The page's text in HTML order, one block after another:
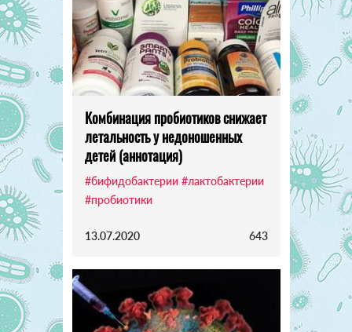
Комбинация пробиотиков снижает
летальность у недоношенных
детей (аннотация)
#бифидобактерии #лактобактерии
#пробиотики
13.07.2020 643